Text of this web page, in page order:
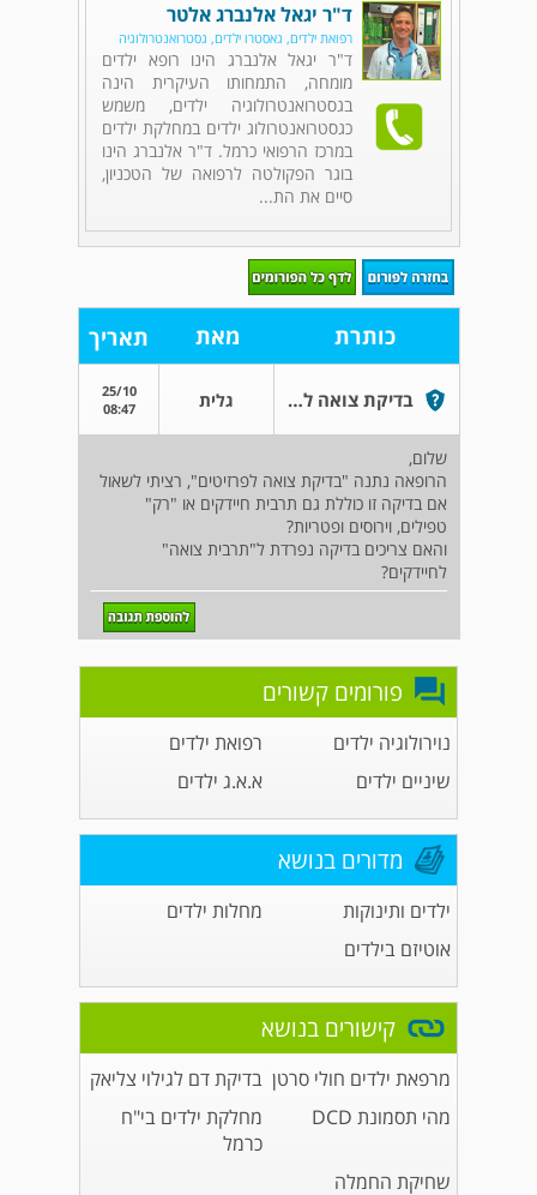
ד"ר יגאל אלנברג אלטר
רפואת ילדים, גאסטרו ילדים, גסטרואנטרולוגיה
ד"ר יגאל אלנברג הינו רופא ילדים
מומחה, התמחותו העיקרית הינה
בגסטרואנטרולוגיה ילדים, משמש
כגסטרואנטרולוג ילדים במחלקת ילדים
במרכז הרפואי כרמל. ד"ר אלנברג הינו
בוגר הפקולטה לרפואה של הטכניון,
סיים את הת...
כותרת מאת תאריך
בדיקת צואה לבת שנתיים גלית
25/10
08:47
שלום,
הרופאה נתנה "בדיקת צואה לפרזיטים", רציתי לשאול
אם בדיקה זו כוללת גם תרבית חיידקים או "רק"
טפילים, וירוסים ופטריות?
והאם צריכים בדיקה נפרדת ל"תרבית צואה"
לחיידקים?
פורומים קשורים
נוירולוגיה ילדים
רפואת ילדים
שיניים ילדים
א.א.ג ילדים
מדורים בנושא
ילדים ותינוקות
מחלות ילדים
אוטיזם בילדים
קישורים בנושא
מרפאת ילדים חולי סרטן בדיקת דם לגילוי צליאק
מהי תסמונת DCD
מחלקת ילדים בי"ח
כרמל
שחיקת החמלה